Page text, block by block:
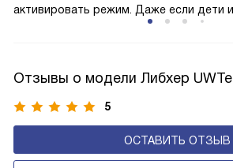
активировать режим. Даже если дети
размораживаться или работать с
опциями.
Отзывы о модели Либхер
5
ОСТАВИТЬ ОТЗЫВ